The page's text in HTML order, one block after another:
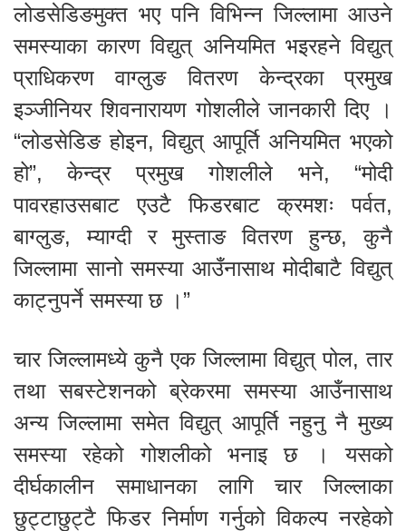
लोडसेडिङमुक्त भए पनि विभिन्न जिल्लामा आउने
समस्याका कारण विद्युत् अनियमित भइरहने विद्युत्
प्राधिकरण वाग्लुङ वितरण केन्द्रका प्रमुख
इञ्जीनियर शिवनारायण गोशलीले जानकारी दिए ।
“लोडसेडिङ होइन, विद्युत् आपूर्ति अनियमित भएको
हो”, केन्द्र प्रमुख गोशलीले भने, “मोदी
पावरहाउसबाट एउटै फिडरबाट क्रमशः पर्वत,
बाग्लुङ, म्याग्दी र मुस्ताङ वितरण हुन्छ, कुनै
जिल्लामा सानो समस्या आउँनासाथ मोदीबाटै विद्युत्
काट्नुपर्ने समस्या छ ।”
चार जिल्लामध्ये कुनै एक जिल्लामा विद्युत् पोल, तार
तथा सबस्टेशनको ब्रेकरमा समस्या आउँनासाथ
अन्य जिल्लामा समेत विद्युत् आपूर्ति नहुनु नै मुख्य
समस्या रहेको गोशलीको भनाइ छ । यसको
दीर्घकालीन समाधानका लागि चार जिल्लाका
छुट्टाछुट्टै फिडर निर्माण गर्नुको विकल्प नरहेको